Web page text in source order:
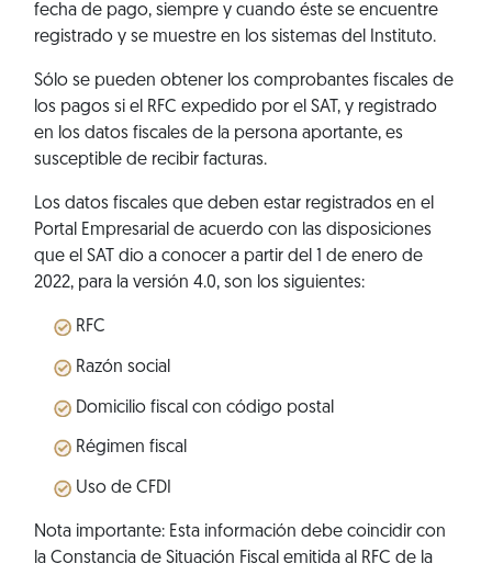
fecha de pago, siempre y cuando éste se encuentre
registrado y se muestre en los sistemas del Instituto.
Sólo se pueden obtener los comprobantes fiscales de
los pagos si el RFC expedido por el SAT, y registrado
en los datos fiscales de la persona aportante, es
susceptible de recibir facturas.
Los datos fiscales que deben estar registrados en el
Portal Empresarial de acuerdo con las disposiciones
que el SAT dio a conocer a partir del 1 de enero de
2022, para la versión 4.0, son los siguientes:
RFC
Razón social
Domicilio fiscal con código postal
Régimen fiscal
Uso de CFDI
Nota importante: Esta información debe coincidir con
la Constancia de Situación Fiscal emitida al RFC de la